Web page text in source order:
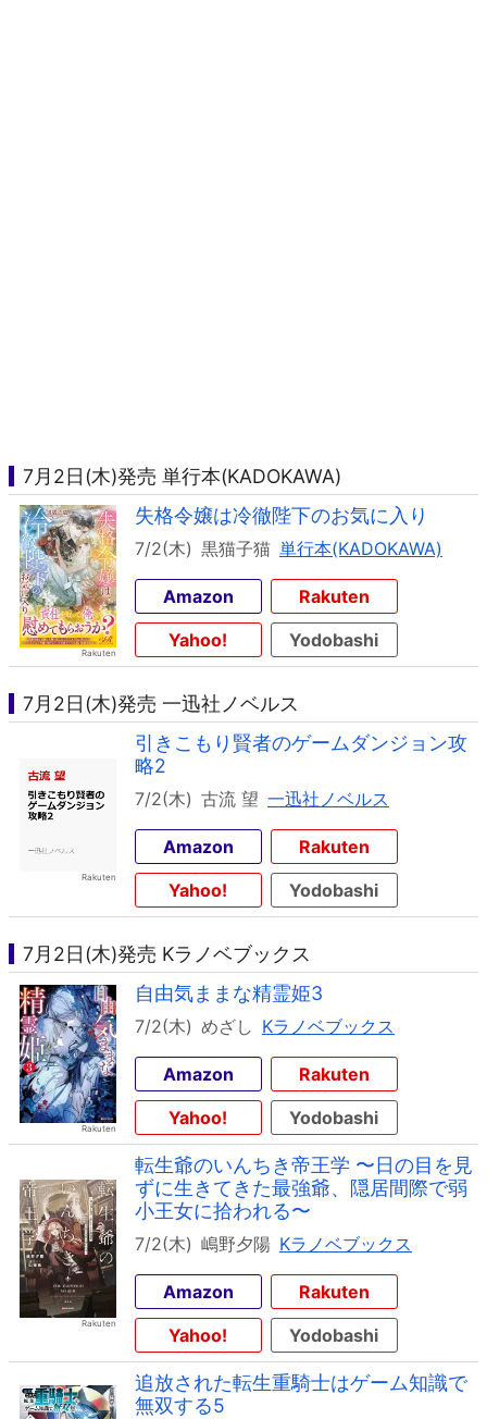
7月2日(木)発売 単行本(KADOKAWA)
失格令嬢は冷徹陛下のお気に入り
7/2(木) 黒猫子猫 単行本(KADOKAWA)
Amazon
Rakuten
Yahoo!
Yodobashi
7月2日(木)発売 一迅社ノベルス
引きこもり賢者のゲームダンジョン攻
略2
7/2(木) 古流 望 一迅社ノベルス
Amazon
Rakuten
Yahoo!
Yodobashi
7月2日(木)発売 Kラノベブックス
自由気ままな精霊姫3
7/2(木) めざし Kラノベブックス
Amazon
Rakuten
Yahoo!
Yodobashi
転生爺のいんちき帝王学 〜日の目を見
ずに生きてきた最強爺、隠居間際で弱
小王女に拾われる〜
7/2(木) 嶋野夕陽 Kラノベブックス
Amazon
Rakuten
Yahoo!
Yodobashi
追放された転生重騎士はゲーム知識で
無双する5